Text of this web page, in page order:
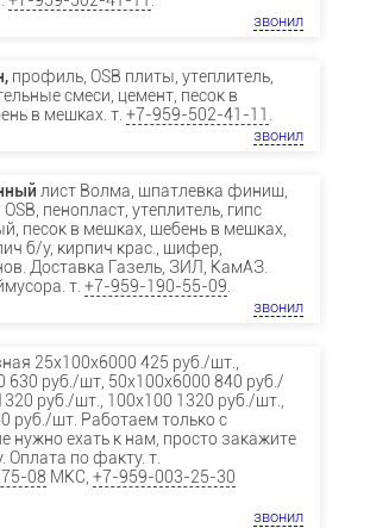
звонил
профиль, OSB плиты, утеплитель,
смеси, цемент, песок в
в мешках. т. +7-959-502-41-11 .
звонил
лист Волма, шпатлевка финиш,
пенопласт, утеплитель, гипс
песок в мешках, щебень в мешках,
б/у, кирпич крас., шифер,
Доставка Газель, ЗИЛ, КамАЗ.
т. +7-959-190-55-09.
звонил
25х100х6000 425 руб./шт.,
630 руб./шт, 50х100х6000 840 руб./
руб./шт., 100х100 1320 руб./шт.,
руб./шт. Работаем только с
нужно ехать к нам, просто закажите
Оплата по факту. т.
08 МКС, +7-959-003-25-30
звонил